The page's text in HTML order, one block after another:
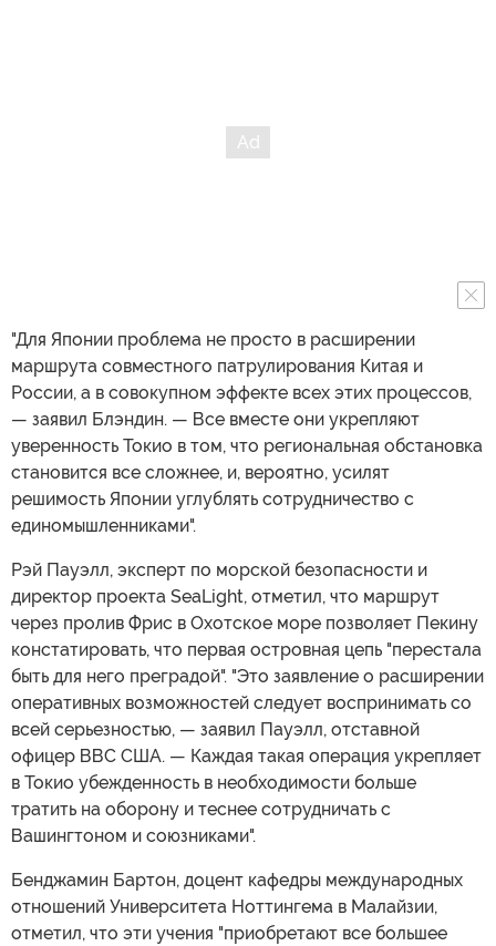
"Для Японии проблема не просто в расширении
маршрута совместного патрулирования Китая и
России, а в совокупном эффекте всех этих процессов,
— заявил Блэндин. — Все вместе они укрепляют
уверенность Токио в том, что региональная обстановка
становится все сложнее, и, вероятно, усилят
решимость Японии углублять сотрудничество с
единомышленниками".
Рэй Пауэлл, эксперт по морской безопасности и
директор проекта SeaLight, отметил, что маршрут
через пролив Фрис в Охотское море позволяет Пекину
констатировать, что первая островная цепь "перестала
быть для него преградой". "Это заявление о расширении
оперативных возможностей следует воспринимать со
всей серьезностью, — заявил Пауэлл, отставной
офицер ВВС США. — Каждая такая операция укрепляет
в Токио убежденность в необходимости больше
тратить на оборону и теснее сотрудничать с
Вашингтоном и союзниками".
Бенджамин Бартон, доцент кафедры международных
отношений Университета Ноттингема в Малайзии,
отметил, что эти учения "приобретают все большее